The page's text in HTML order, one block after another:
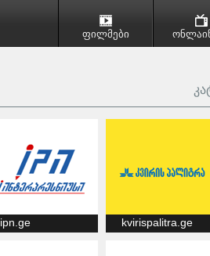
ფილმები
ipn.ge kvirispalitra.ge